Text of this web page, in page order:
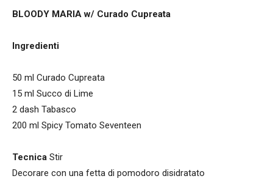
BLOODY MARIA w/ Curado Cupreata
Ingredienti
50 ml Curado Cupreata
15 ml Succo di Lime
2 dash Tabasco
200 ml Spicy Tomato Seventeen
Tecnica Stir
Decorare con una fetta di pomodoro disidratato